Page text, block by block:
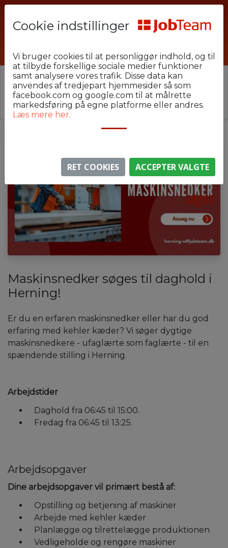
⚠️ Denne jobannonce er udløbet.
Stillingen er ikke længere aktiv, men du kan
lignende annoncer her.
Maskinsnedker søges til daghold i
Herning!
Er du en erfaren maskinsnedker eller har du god
erfaring med kehler kæder? Vi søger dygtige
maskinsnedkere - ufaglærte som faglærte - til en
spændende stilling i Herning.
Arbejdstider
Daghold fra 06:45 til 15:00.
Fredag fra 06:45 til 13:25.
Arbejdsopgaver
Dine arbejdsopgaver vil primært bestå af:
Opstilling og betjening af maskiner
Arbejde med kehler kæder
Planlægge og tilrettelægge produktionen
Vedligeholde og rengøre maskiner
Cookie indstillinger
Vi bruger cookies til at personliggør indhold, og til
at tilbyde forskellige sociale medier funktioner
samt analysere vores trafik. Disse data kan
anvendes af tredjepart hjemmesider så som
facebook.com og google.com til at målrette
markedsføring på egne platforme eller andres.
Læs mere her.
RET COOKIES ACCEPTER VALGTE